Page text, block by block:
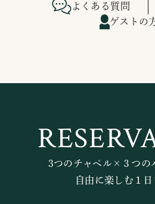
よくある質問
ゲストの
3つのチャペル×３つの
自由に楽しむ１日